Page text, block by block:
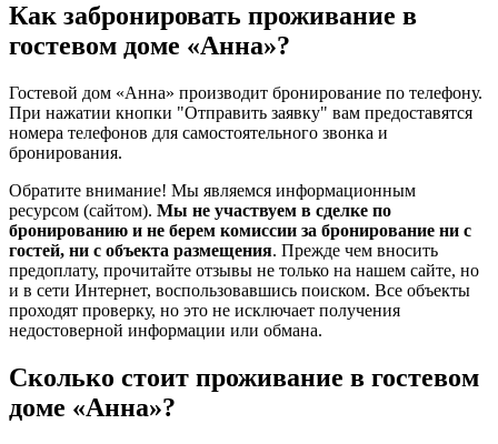
Как забронировать проживание в
гостевом доме «Анна»?
Гостевой дом «Анна» производит бронирование по телефону.
При нажатии кнопки "Отправить заявку" вам предоставятся
номера телефонов для самостоятельного звонка и
бронирования.
Обратите внимание! Мы являемся информационным
ресурсом (сайтом). Мы не участвуем в сделке по
бронированию и не берем комиссии за бронирование ни с
гостей, ни с объекта размещения. Прежде чем вносить
предоплату, прочитайте отзывы не только на нашем сайте, но
и в сети Интернет, воспользовавшись поиском. Все объекты
проходят проверку, но это не исключает получения
недостоверной информации или обмана.
Сколько стоит проживание в гостевом
доме «Анна»?